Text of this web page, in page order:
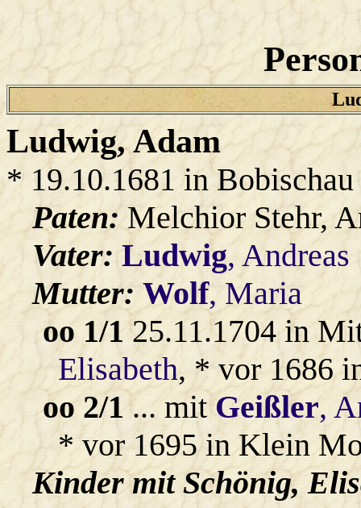
Ludwig, Adam
* 19.10.1681 in Bobischau
Paten:Melchior Stehr,
Vater:Ludwig, Andreas
Mutter: Wolf, Maria
oo 1/125.11.1704 in
Elisabeth, * vor 1686
oo 2/1... mitGeißler,
* vor 1695 in Klein
Kinder mit Schönig,